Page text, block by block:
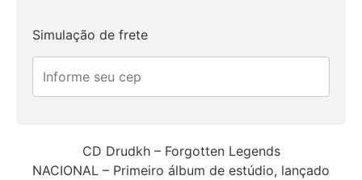
Simulação de frete
CD Drudkh – Forgotten Legends
NACIONAL – Primeiro álbum de estúdio, lançado